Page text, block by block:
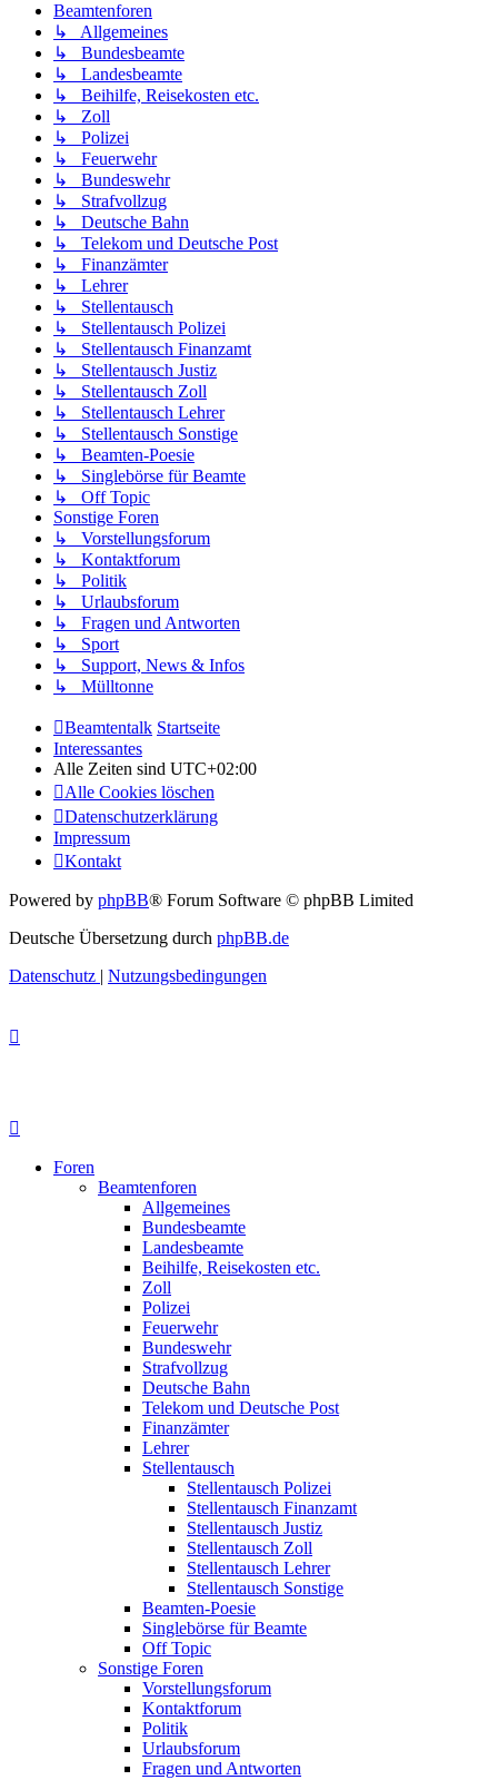
Beamtenforen
↳ Allgemeines
↳ Bundesbeamte
↳ Landesbeamte
↳ Beihilfe, Reisekosten etc.
↳ Zoll
↳ Polizei
↳ Feuerwehr
↳ Bundeswehr
↳ Strafvollzug
↳ Deutsche Bahn
↳ Telekom und Deutsche Post
↳ Finanzämter
↳ Lehrer
↳ Stellentausch
↳ Stellentausch Polizei
↳ Stellentausch Finanzamt
↳ Stellentausch Justiz
↳ Stellentausch Zoll
↳ Stellentausch Lehrer
↳ Stellentausch Sonstige
↳ Beamten-Poesie
↳ Singlebörse für Beamte
↳ Off Topic
Sonstige Foren
↳ Vorstellungsforum
↳ Kontaktforum
↳ Politik
↳ Urlaubsforum
↳ Fragen und Antworten
↳ Sport
↳ Support, News & Infos
↳ Mülltonne
Beamtentalk Startseite
Interessantes
Alle Zeiten sind UTC+02:00
Alle Cookies löschen
Datenschutzerklärung
Impressum
Kontakt
Powered by phpBB® Forum Software © phpBB Limited
Deutsche Übersetzung durch phpBB.de
Datenschutz | Nutzungsbedingungen
Foren
Beamtenforen
Allgemeines
Bundesbeamte
Landesbeamte
Beihilfe, Reisekosten etc.
Zoll
Polizei
Feuerwehr
Bundeswehr
Strafvollzug
Deutsche Bahn
Telekom und Deutsche Post
Finanzämter
Lehrer
Stellentausch
Stellentausch Polizei
Stellentausch Finanzamt
Stellentausch Justiz
Stellentausch Zoll
Stellentausch Lehrer
Stellentausch Sonstige
Beamten-Poesie
Singlebörse für Beamte
Off Topic
Sonstige Foren
Vorstellungsforum
Kontaktforum
Politik
Urlaubsforum
Fragen und Antworten